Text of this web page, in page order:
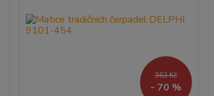
363 Kč
- 70 %